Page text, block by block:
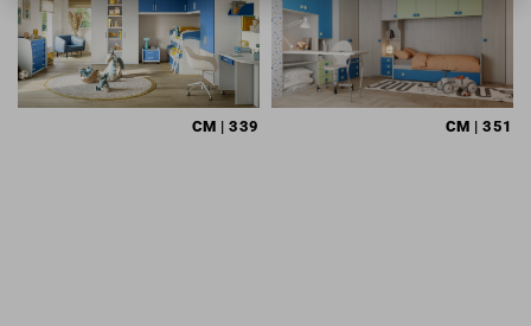
CM | 339 CM | 351